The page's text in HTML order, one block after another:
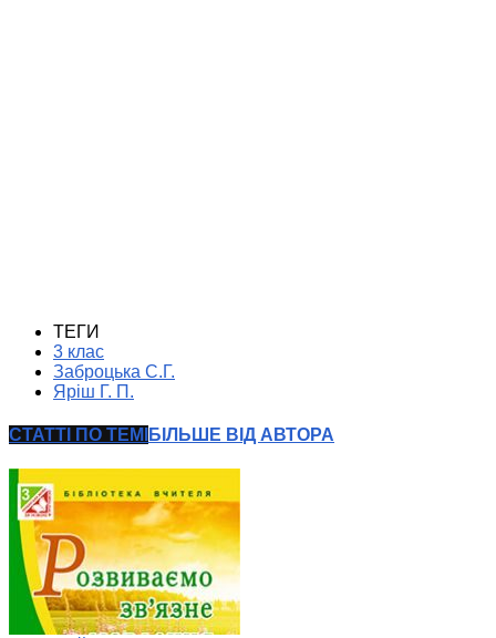
ТЕГИ
3 клас
Заброцька С.Г.
Яріш Г. П.
СТАТТІ ПО ТЕМІ БІЛЬШЕ ВІД АВТОРА